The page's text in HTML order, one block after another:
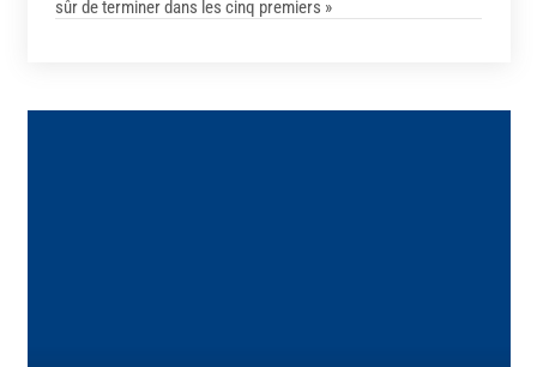
sûr de terminer dans les cinq premiers »